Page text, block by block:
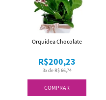
COMPRAR
3x de R$ 66,74
R$200,23
Orquídea Chocolate